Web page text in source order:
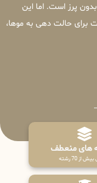
پرز است. اما این
برای حالت دهی به موها،
های منعطف
از 70 رشته